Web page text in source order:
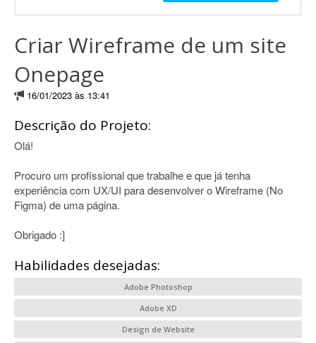
Criar Wireframe de um site
Onepage
16/01/2023 às 13:41
Descrição do Projeto:
Olá!
Procuro um profissional que trabalhe e que já tenha
experiência com UX/UI para desenvolver o Wireframe (No
Figma) de uma página.
Obrigado :]
Habilidades desejadas:
Adobe Photoshop
Adobe XD
Design de Website